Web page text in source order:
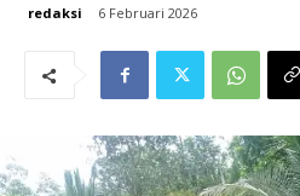
redaksi 6 Februari 2026